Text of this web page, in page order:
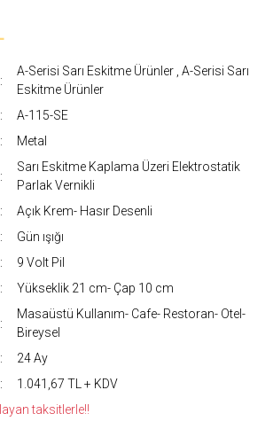
A-Serisi Sarı Eskitme Ürünler ,A-Serisi Sarı
Eskitme Ürünler
A-115-SE
Metal
Sarı Eskitme Kaplama Üzeri Elektrostatik
Parlak Vernikli
Açık Krem- Hasır Desenli
Gün ışığı
9 Volt Pil
Yükseklik 21 cm- Çap 10 cm
Masaüstü Kullanım- Cafe- Restoran- Otel-
Bireysel
24 Ay
1.041,67 TL + KDV
taksitlerle!!